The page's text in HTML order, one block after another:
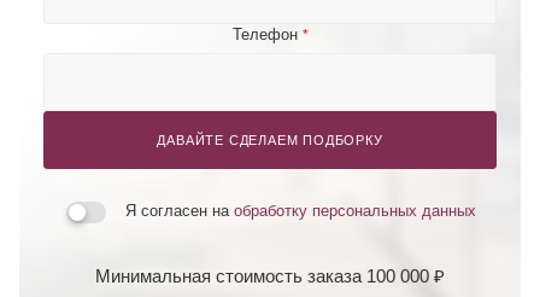
Телефон *
ДАВАЙТЕ СДЕЛАЕМ ПОДБОРКУ
Я согласен на обработку персональных данных
Минимальная стоимость заказа 100 000 ₽